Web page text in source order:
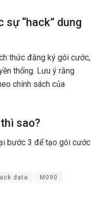
sự “hack” dung
thức đăng ký gói cước,
thống. Lưu ý rằng
chính sách của
sao?
bước 3 để tạo gói cước
data M090